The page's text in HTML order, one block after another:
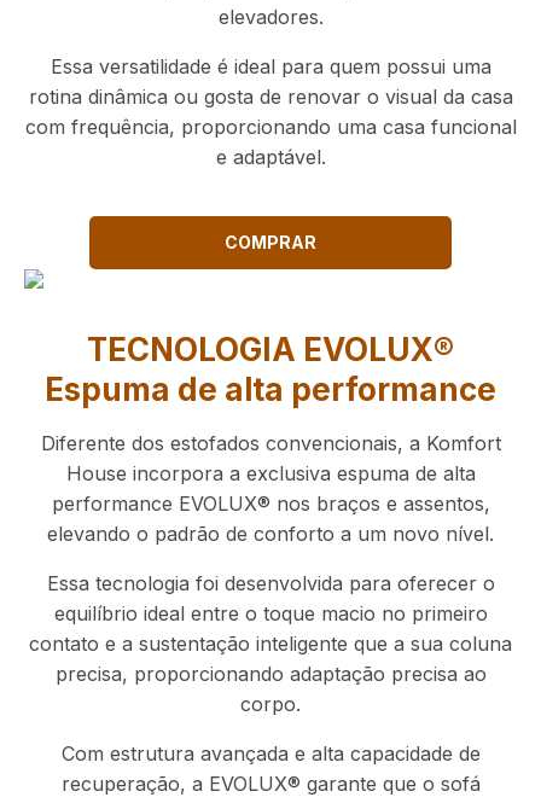
elevadores.
Essa versatilidade é ideal para quem possui uma
rotina dinâmica ou gosta de renovar o visual da casa
com frequência, proporcionando uma casa funcional
e adaptável.
COMPRAR
TECNOLOGIA EVOLUX®
Espuma de alta performance
Diferente dos estofados convencionais, a Komfort
House incorpora a exclusiva espuma de alta
performance EVOLUX® nos braços e assentos,
elevando o padrão de conforto a um novo nível.
Essa tecnologia foi desenvolvida para oferecer o
equilíbrio ideal entre o toque macio no primeiro
contato e a sustentação inteligente que a sua coluna
precisa, proporcionando adaptação precisa ao
corpo.
Com estrutura avançada e alta capacidade de
recuperação, a EVOLUX® garante que o sofá